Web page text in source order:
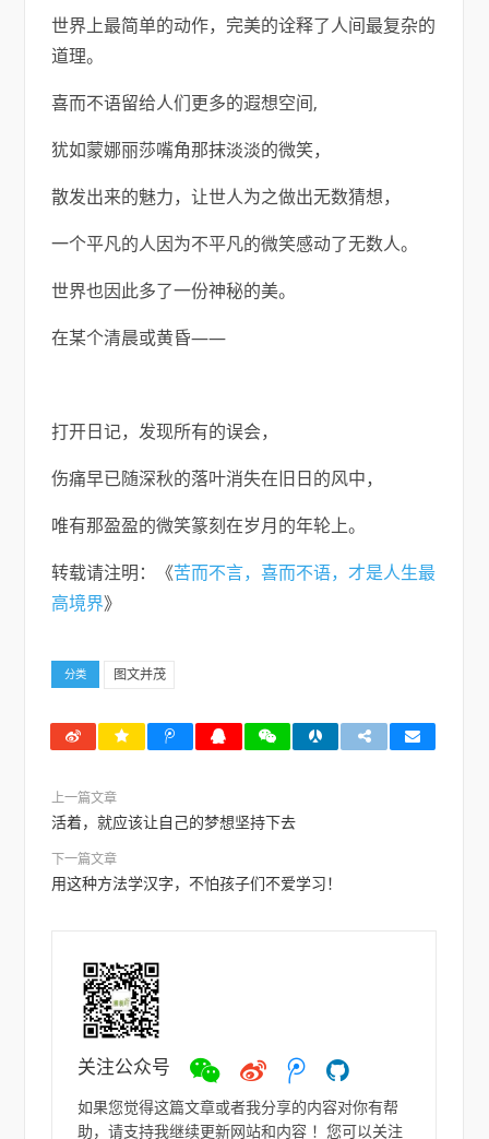
世界上最简单的动作，完美的诠释了人间最复杂的
道理。
喜而不语留给人们更多的遐想空间,
犹如蒙娜丽莎嘴角那抹淡淡的微笑，
散发出来的魅力，让世人为之做出无数猜想，
一个平凡的人因为不平凡的微笑感动了无数人。
世界也因此多了一份神秘的美。
在某个清晨或黄昏——
打开日记，发现所有的误会，
伤痛早已随深秋的落叶消失在旧日的风中，
唯有那盈盈的微笑篆刻在岁月的年轮上。
转载请注明：《苦而不言，喜而不语，才是人生最
高境界》
分类 图文并茂
上一篇文章
活着，就应该让自己的梦想坚持下去
下一篇文章
用这种方法学汉字，不怕孩子们不爱学习！
关注公众号
微
微
ヽ
`Д
如
如果您觉得这篇文章或者我分享的内容对你有帮
助，请支持我继续更新网站和内容 ！您可以关注